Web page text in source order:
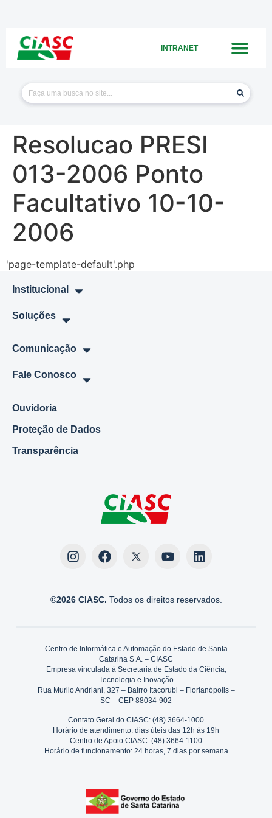
INTRANET
Resolucao PRESI
013-2006 Ponto
Facultativo 10-10-
2006
'page-template-default'.php
Institucional
Soluções
Comunicação
Fale Conosco
Ouvidoria
Proteção de Dados
Transparência
©2026 CIASC. Todos os direitos reservados.
Centro de Informática e Automação do Estado de Santa
Catarina S.A. – CIASC
Empresa vinculada à Secretaria de Estado da Ciência,
Tecnologia e Inovação
Rua Murilo Andriani, 327 – Bairro Itacorubi – Florianópolis –
SC – CEP 88034-902
Contato Geral do CIASC: (48) 3664-1000
Horário de atendimento: dias úteis das 12h às 19h
Centro de Apoio CIASC: (48) 3664-1100
Horário de funcionamento: 24 horas, 7 dias por semana